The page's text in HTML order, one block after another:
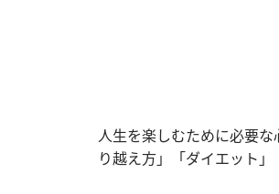
人生を楽しむために必要
り越え方」「ダイエット」